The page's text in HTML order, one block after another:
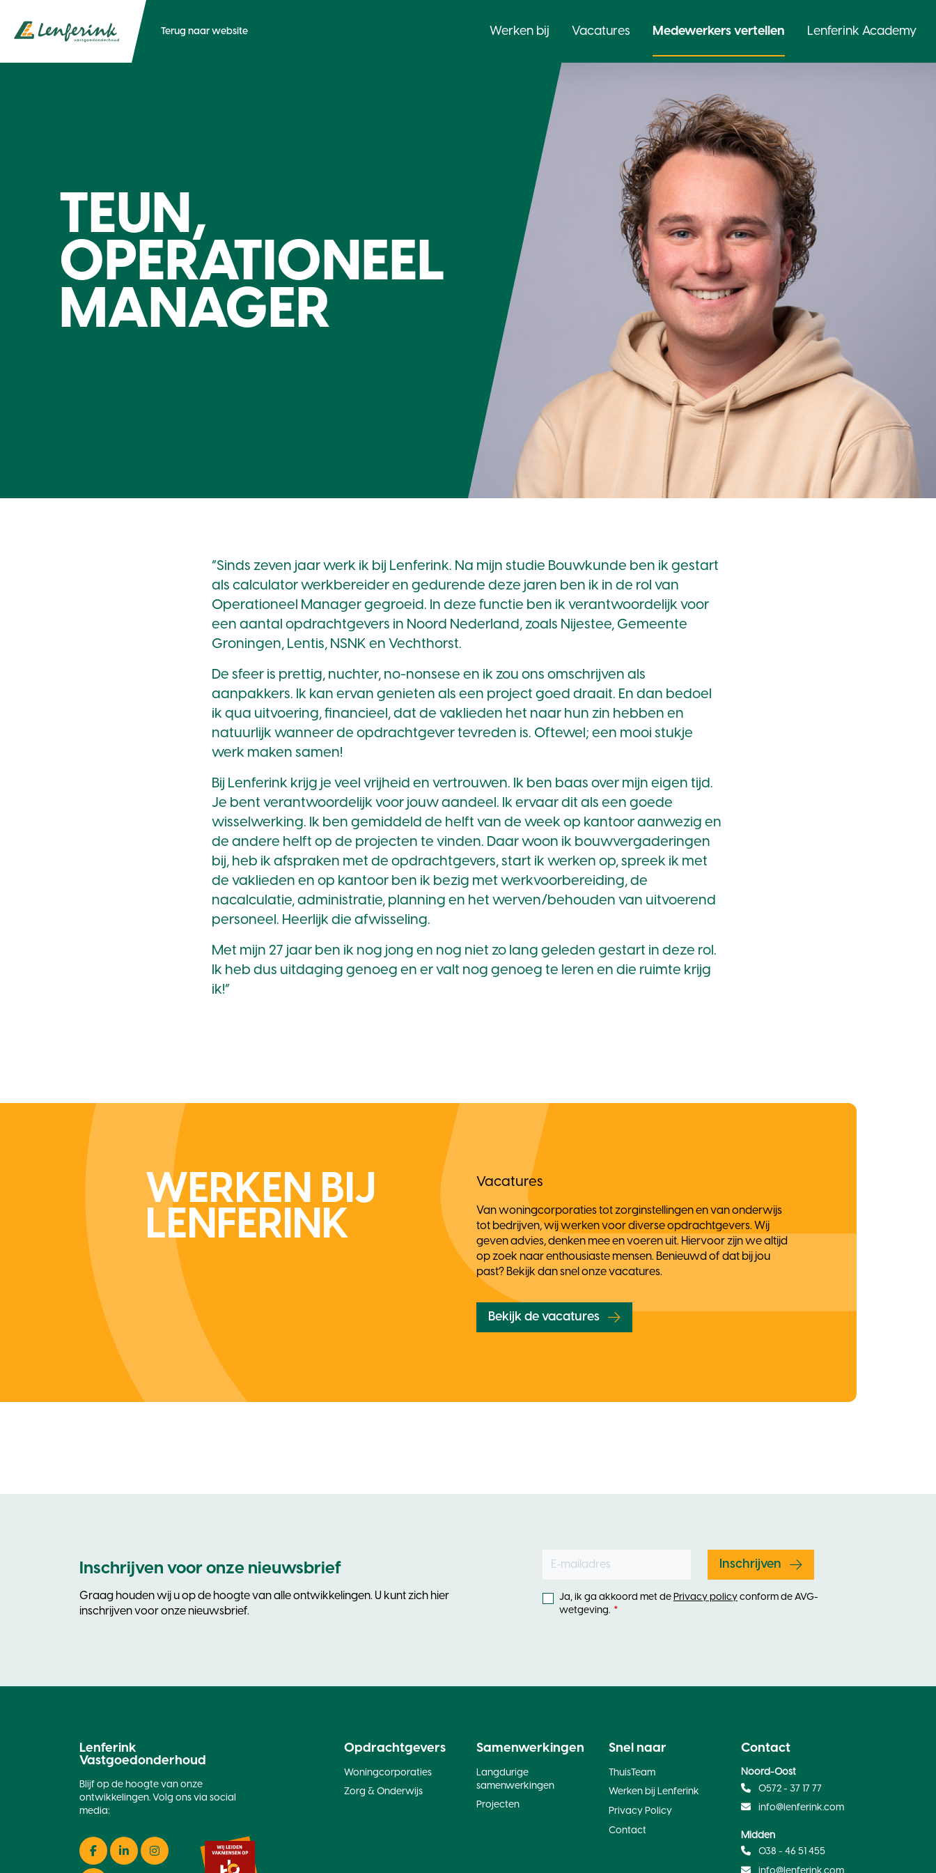
Terug naar website Werken bij Vacatures Medewerkers vertellen Lenferink Academy
TEUN,
OPERATIONEEL
MANAGER
“Sinds zeven jaar werk ik bij Lenferink. Na mijn studie Bouwkunde ben ik gestart
als calculator werkbereider en gedurende deze jaren ben ik in de rol van
Operationeel Manager gegroeid. In deze functie ben ik verantwoordelijk voor
een aantal opdrachtgevers in Noord Nederland, zoals Nijestee, Gemeente
Groningen, Lentis, NSNK en Vechthorst.
De sfeer is prettig, nuchter, no-nonsese en ik zou ons omschrijven als
aanpakkers. Ik kan ervan genieten als een project goed draait. En dan bedoel
ik qua uitvoering, financieel, dat de vaklieden het naar hun zin hebben en
natuurlijk wanneer de opdrachtgever tevreden is. Oftewel; een mooi stukje
werk maken samen!
Bij Lenferink krijg je veel vrijheid en vertrouwen. Ik ben baas over mijn eigen tijd.
Je bent verantwoordelijk voor jouw aandeel. Ik ervaar dit als een goede
wisselwerking. Ik ben gemiddeld de helft van de week op kantoor aanwezig en
de andere helft op de projecten te vinden. Daar woon ik bouwvergaderingen
bij, heb ik afspraken met de opdrachtgevers, start ik werken op, spreek ik met
de vaklieden en op kantoor ben ik bezig met werkvoorbereiding, de
nacalculatie, administratie, planning en het werven/behouden van uitvoerend
personeel. Heerlijk die afwisseling.
Met mijn 27 jaar ben ik nog jong en nog niet zo lang geleden gestart in deze rol.
Ik heb dus uitdaging genoeg en er valt nog genoeg te leren en die ruimte krijg
ik!”
WERKEN BIJ
LENFERINK
Vacatures
Van woningcorporaties tot zorginstellingen en van onderwijs
tot bedrijven, wij werken voor diverse opdrachtgevers. Wij
geven advies, denken mee en voeren uit. Hiervoor zijn we altijd
op zoek naar enthousiaste mensen. Benieuwd of dat bij jou
past? Bekijk dan snel onze vacatures.
Bekijk de vacatures
Inschrijven voor onze nieuwsbrief
Graag houden wij u op de hoogte van alle ontwikkelingen. U kunt zich hier
inschrijven voor onze nieuwsbrief.
Leave
blank
Inschrijven
Ja, ik ga akkoord met de Privacy policyconform de AVG-
wetgeving.
Lenferink
Vastgoedonderhoud
Blijf op de hoogte van onze
ontwikkelingen. Volg ons via social
media:
Facebook
LinkedInInstagram
Opdrachtgevers
Woningcorporaties
Zorg & Onderwijs
Samenwerkingen
Langdurige
samenwerkingen
Projecten
Snel naar
ThuisTeam
Werken bij Lenferink
Privacy Policy
Contact
Contact
Noord-Oost
0572 - 37 17 77
info@lenferink.com
Midden
038 - 46 51 455